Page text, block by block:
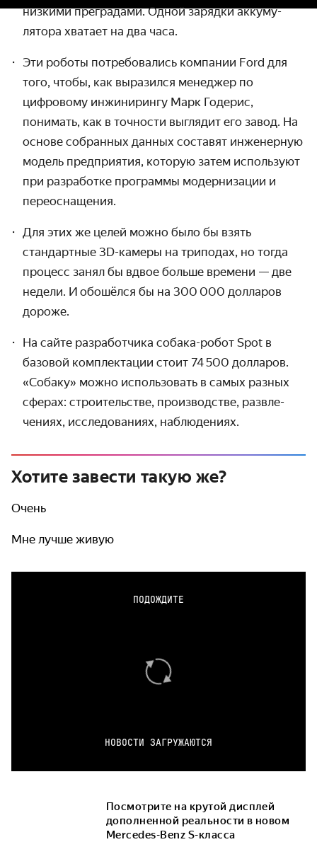
низкими преградами. Одной зарядки аккуму­
лятора хватает на два часа.
Эти роботы потребовались компании Ford для
того, чтобы, как выразился менеджер по
цифровому инжини­рингу Марк Годерис,
понимать, как в точности выглядит его завод. На
основе собранных данных составят инженер­ную
модель предприятия, которую затем используют
при разработке программы модерни­зации и
переоснащения.
Для этих же целей можно было бы взять
стандартные 3D-камеры на триподах, но тогда
процесс занял бы вдвое больше времени — две
недели. И обошёлся бы на 300 000 долларов
дороже.
На сайте разработчика собака-робот Spot в
базовой комплектации стоит 74 500 долларов.
«Собаку» можно использовать в самых разных
сферах: строитель­стве, производстве, развле­
чениях, исследованиях, наблюдениях.
Хотите завести такую же?
Очень
Мне лучше живую
ПОДОЖДИТЕ
НОВОСТИ ЗАГРУЖАЮТСЯ
Посмотрите на крутой дисплей
дополненной реальности в новом
Mercedes-Benz S-класса